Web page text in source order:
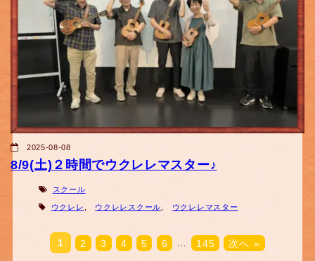
2025-08-08
8/9(土)２時間でウクレレマスター♪
スクール
ウクレレ ウクレレスクール ウクレレマスター
1 2 3 4 5 6 … 145 次へ »